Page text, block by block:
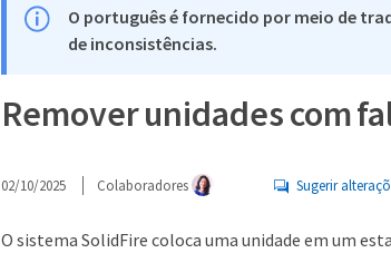
O português é fornecido por meio de
de inconsistências.
Remover unidades com
02/10/2025 Colaboradores Sugerir
O sistema SolidFire coloca uma unidade em um